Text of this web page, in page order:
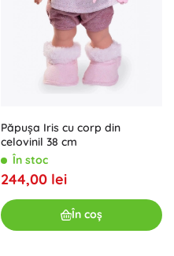
Păpușa Iris cu corp din
celovinil 38 cm
În stoc
244,00 lei
În coș